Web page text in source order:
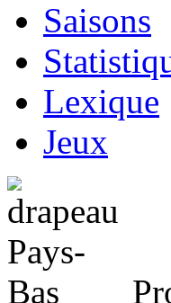
Saisons
Lexique
Jeux